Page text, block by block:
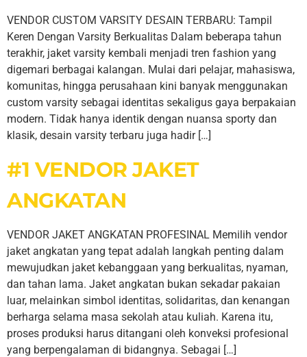
VENDOR CUSTOM VARSITY DESAIN TERBARU: Tampil
Keren Dengan Varsity Berkualitas Dalam beberapa tahun
terakhir, jaket varsity kembali menjadi tren fashion yang
digemari berbagai kalangan. Mulai dari pelajar, mahasiswa,
komunitas, hingga perusahaan kini banyak menggunakan
custom varsity sebagai identitas sekaligus gaya berpakaian
modern. Tidak hanya identik dengan nuansa sporty dan
klasik, desain varsity terbaru juga hadir […]
#1 VENDOR JAKET
ANGKATAN
VENDOR JAKET ANGKATAN PROFESINAL Memilih vendor
jaket angkatan yang tepat adalah langkah penting dalam
mewujudkan jaket kebanggaan yang berkualitas, nyaman,
dan tahan lama. Jaket angkatan bukan sekadar pakaian
luar, melainkan simbol identitas, solidaritas, dan kenangan
berharga selama masa sekolah atau kuliah. Karena itu,
proses produksi harus ditangani oleh konveksi profesional
yang berpengalaman di bidangnya. Sebagai […]